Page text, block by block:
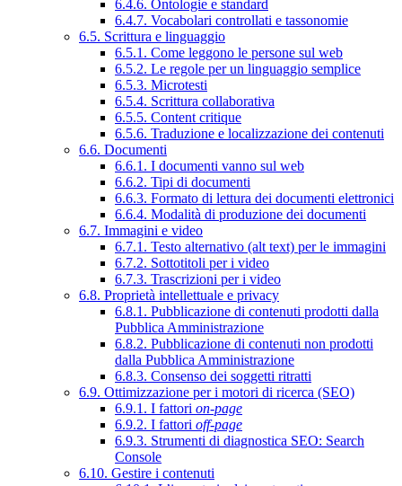
6.4.6. Ontologie e standard
6.4.7. Vocabolari controllati e tassonomie
6.5. Scrittura e linguaggio
6.5.1. Come leggono le persone sul web
6.5.2. Le regole per un linguaggio semplice
6.5.3. Microtesti
6.5.4. Scrittura collaborativa
6.5.5. Content critique
6.5.6. Traduzione e localizzazione dei contenuti
6.6. Documenti
6.6.1. I documenti vanno sul web
6.6.2. Tipi di documenti
6.6.3. Formato di lettura dei documenti elettronici
6.6.4. Modalità di produzione dei documenti
6.7. Immagini e video
6.7.1. Testo alternativo (alt text) per le immagini
6.7.2. Sottotitoli per i video
6.7.3. Trascrizioni per i video
6.8. Proprietà intellettuale e privacy
6.8.1. Pubblicazione di contenuti prodotti dalla
Pubblica Amministrazione
6.8.2. Pubblicazione di contenuti non prodotti
dalla Pubblica Amministrazione
6.8.3. Consenso dei soggetti ritratti
6.9. Ottimizzazione per i motori di ricerca (SEO)
6.9.1. I fattori on-page
6.9.2. I fattori off-page
6.9.3. Strumenti di diagnostica SEO: Search
Console
6.10. Gestire i contenuti